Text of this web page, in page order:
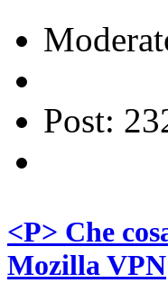
Post:
<P> Che
Mozilla VPN